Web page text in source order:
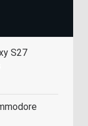
S27